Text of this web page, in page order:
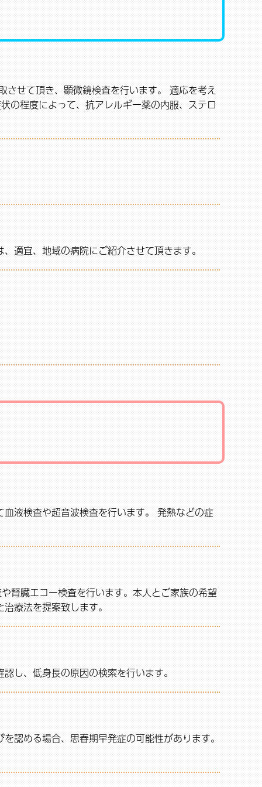
せて頂き、顕微鏡検査を行います。 適応を考え
の程度によって、抗アレルギー薬の内服、ステロ
適宜、地域の病院にご紹介させて頂きます。
液検査や超音波検査を行います。 発熱などの症
腎臓エコー検査を行います。本人とご家族の希望
療法を提案致します。
し、低身長の原因の検索を行います。
認める場合、思春期早発症の可能性があります。